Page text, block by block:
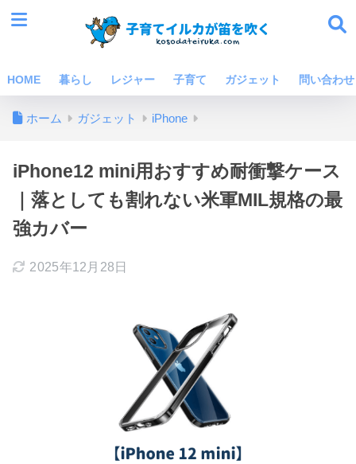
HOME 暮らし レジャー 子育て ガジェット 問い合わせ
ホーム ガジェット iPhone
iPhone12 mini用おすすめ耐衝撃ケース
｜落としても割れない米軍MIL規格の最
強カバー
2025年12月28日